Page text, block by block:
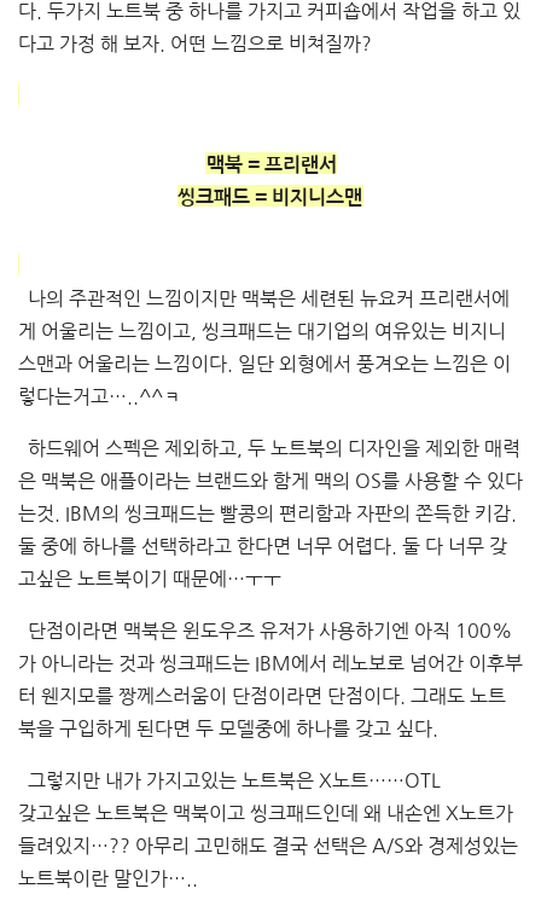
다. 두가지 노트북 중 하나를 가지고 커피숍에서 작업을 하고 있
다고 가정 해 보자. 어떤 느낌으로 비쳐질까?
맥북 = 프리랜서
씽크패드 = 비지니스맨
나의 주관적인 느낌이지만 맥북은 세련된 뉴요커 프리랜서에
게 어울리는 느낌이고, 씽크패드는 대기업의 여유있는 비지니
스맨과 어울리는 느낌이다. 일단 외형에서 풍겨오는 느낌은 이
렇다는거고…..^^ㅋ
하드웨어 스펙은 제외하고, 두 노트북의 디자인을 제외한 매력
은 맥북은 애플이라는 브랜드와 함게 맥의 OS를 사용할 수 있다
는것. IBM의 씽크패드는 빨콩의 편리함과 자판의 쫀득한 키감.
둘 중에 하나를 선택하라고 한다면 너무 어렵다. 둘 다 너무 갖
고싶은 노트북이기 때문에…ㅜㅜ
단점이라면 맥북은 윈도우즈 유저가 사용하기엔 아직 100%
가 아니라는 것과 씽크패드는 IBM에서 레노보로 넘어간 이후부
터 웬지모를 짱께스러움이 단점이라면 단점이다. 그래도 노트
북을 구입하게 된다면 두 모델중에 하나를 갖고 싶다.
그렇지만 내가 가지고있는 노트북은 X노트……OTL
갖고싶은 노트북은 맥북이고 씽크패드인데 왜 내손엔 X노트가
들려있지…?? 아무리 고민해도 결국 선택은 A/S와 경제성있는
노트북이란 말인가…..